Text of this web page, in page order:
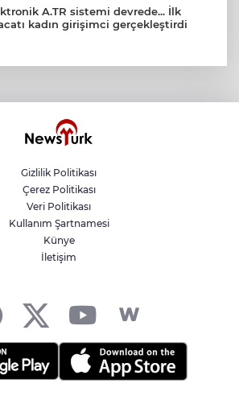
A.TR sistemi devrede... İlk
kadın girişimci gerçekleştirdi
Talas Yeni Dünya ERVA Spor
Paribas Cardif Türkiye'nin İç
Direktörü Mustafa Güneş oldu
Gizlilik Politikası
Çerez Politikası
Veri Politikası
Kullanım Şartnamesi
Künye
İletişim